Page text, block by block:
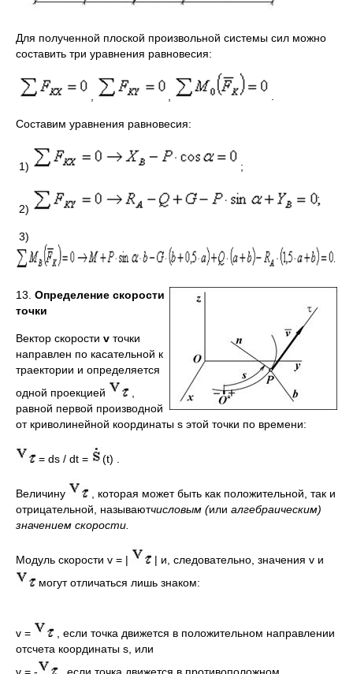
Для полученной плоской произвольной системы сил можно
составить три уравнения равновесия:
Составим уравнения равновесия:
1) ;
2)
3)
13. Определение скорости
точки
Вектор скорости v точки
направлен по касательной к
траектории и определяется
одной проекцией
равной первой производной
от криволинейной координаты s этой точки по времени:
= ds / dt = (t) .
Величину
, которая может быть как положительной, так и
отрицательной, называютчисловым (или алгебраическим)
значением скорости.
Модуль скорости v = |
| и, следовательно, значения v и
могут отличаться лишь знаком:
v =
, если точка движется в положительном направлении
отсчета координаты s, или